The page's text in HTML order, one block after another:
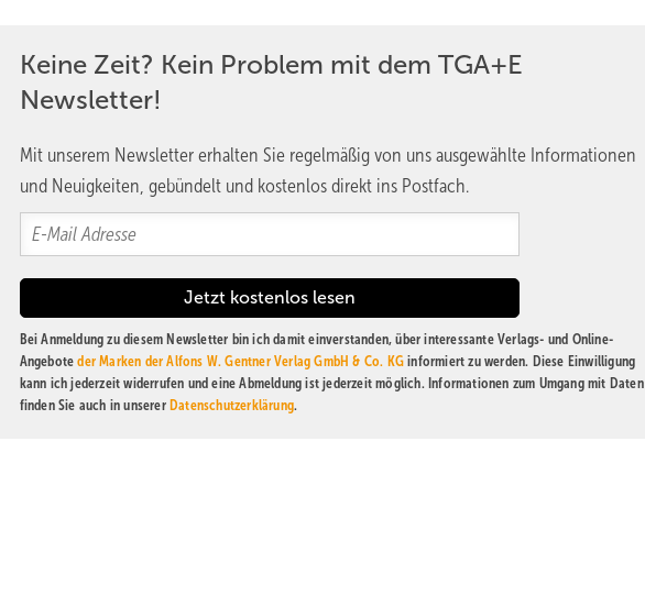
Keine Zeit? Kein Problem mit dem TGA+E
Newsletter!
Mit unserem Newsletter erhalten Sie regelmäßig von uns ausgewählte Informationen
und Neuigkeiten, gebündelt und kostenlos direkt ins Postfach.
Bei Anmeldung zu diesem Newsletter bin ich damit einverstanden, über interessante Verlags- und Online-
Angeboteder Marken der Alfons W. Gentner Verlag GmbH & Co. KG informiert zu werden. Diese Einwilligung
kann ich jederzeit widerrufen und eine Abmeldung ist jederzeit möglich. Informationen zum Umgang mit Daten
finden Sie auch in unserer Datenschutzerklärung.